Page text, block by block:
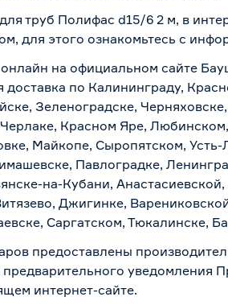
труб Полифас d15/6 2 м, в
для этого ознакомьтесь с
на официальном сайте
по Калининграду,
Зеленоградске,
Красном Яре,
Майкопе, Сыропятском,
Павлоградке,
на-Кубани,
Джигинке,
Саргатском, Тюкалинске,
предоставлены
уведомления
интернет-сайте.